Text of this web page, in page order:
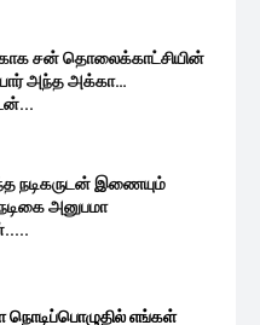
சன் தொலைக்காட்சியின்
யார் அந்த அக்கா…
நடிகருடன் இணையும்
அனுபமா
நொடிப்பொழுதில் எங்கள்